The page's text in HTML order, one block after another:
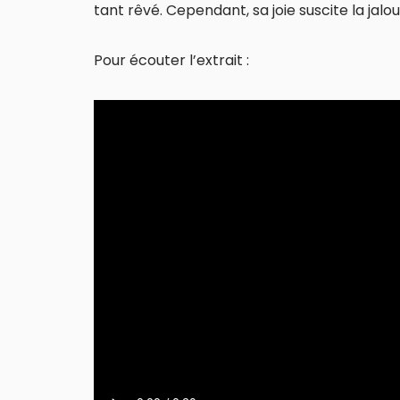
tant rêvé. Cependant, sa joie suscite la
Pour écouter l’extrait :